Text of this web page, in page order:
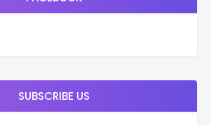
SUBSCRIBE US